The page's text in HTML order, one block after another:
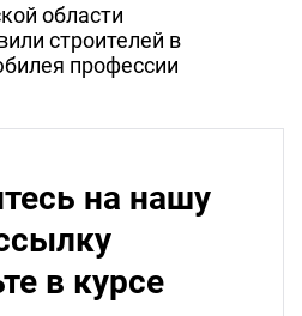
области
строителей в
профессии
на нашу
в курсе